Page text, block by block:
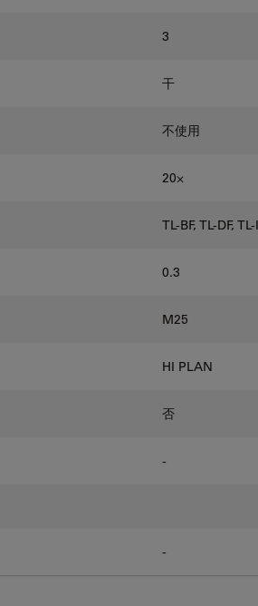
3
干
不使用
20⨉
TL-BF, TL-DF,
0.3
M25
HI PLAN
否
-
-